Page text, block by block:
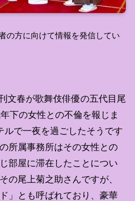
の方に向けて情報を発信してい
文春が歌舞伎俳優の五代目尾
下の女性との不倫を報じま
ルで一夜を過ごしたそうです
所属事務所はその女性との
部屋に滞在したことについ
の尾上菊之助さんですが、
」とも呼ばれており、豪華